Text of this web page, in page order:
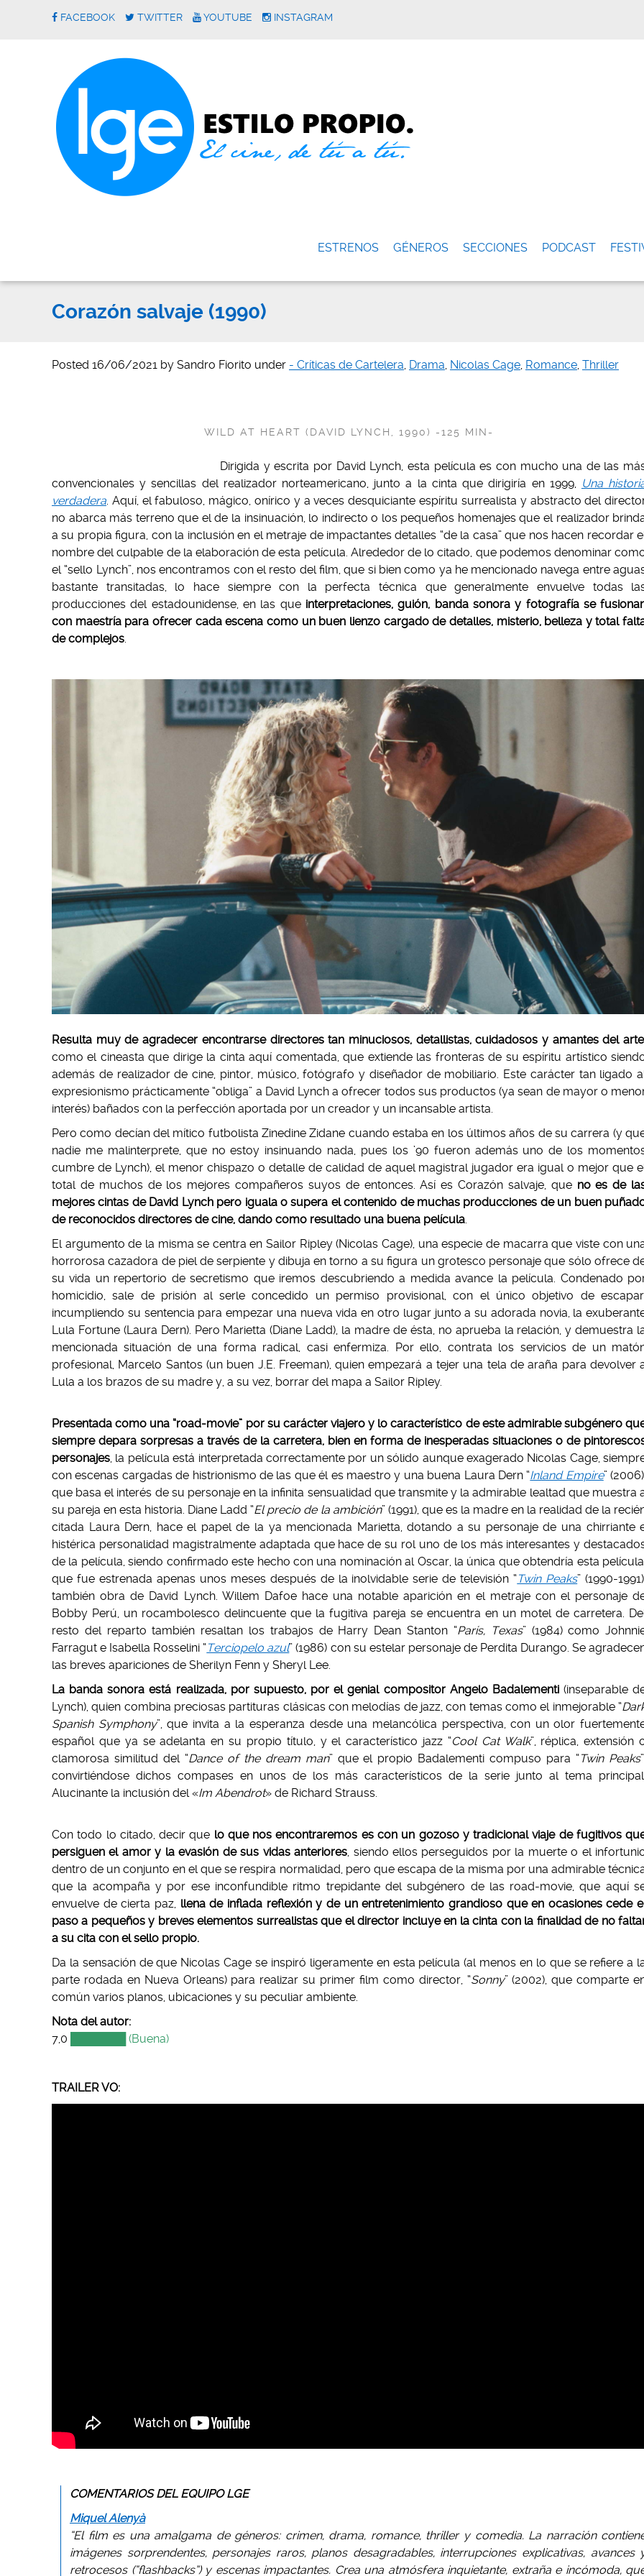
FACEBOOK TWITTER YOUTUBE INSTAGRAM
ESTRENOS GÉNEROS SECCIONES PODCAST
Corazón salvaje (1990)
Posted 16/06/2021 by Sandro Fiorito under - Críticas de Cartelera, Drama, Nicolas Cage, Romance, Thriller
WILD AT HEART (DAVID LYNCH, 1990) -125 MIN-
Dirigida y escrita por David Lynch, esta película es con mucho una de las
convencionales y sencillas del realizador norteamericano, junto a la cinta que dirigiría en 1999, Una
verdadera. Aquí, el fabuloso, mágico, onírico y a veces desquiciante espíritu surrealista y abstracto del
no abarca más terreno que el de la insinuación, lo indirecto o los pequeños homenajes que el realizador
a su propia figura, con la inclusión en el metraje de impactantes detalles “de la casa” que nos hacen recordar
nombre del culpable de la elaboración de esta película. Alrededor de lo citado, que podemos denominar
el “sello Lynch”, nos encontramos con el resto del film, que si bien como ya he mencionado navega entre
bastante transitadas, lo hace siempre con la perfecta técnica que generalmente envuelve todas
producciones del estadounidense, en las queinterpretaciones, guión, banda sonora y fotografía se
con maestría para ofrecer cada escena como un buen lienzo cargado de detalles, misterio, belleza y total
de complejos.
Resulta muy de agradecer encontrarse directores tan minuciosos, detallistas, cuidadosos y amantes del arte
como el cineasta que dirige la cinta aquí comentada, que extiende las fronteras de su espíritu artístico
además de realizador de cine, pintor, músico, fotógrafo y diseñador de mobiliario. Este carácter tan ligado
expresionismo prácticamente “obliga” a David Lynch a ofrecer todos sus productos (ya sean de mayor o
interés) bañados con la perfección aportada por un creador y un incansable artista.
Pero como decían del mítico futbolista Zinedine Zidane cuando estaba en los últimos años de su carrera (y
nadie me malinterprete, que no estoy insinuando nada, pues los ’90 fueron además uno de los
cumbre de Lynch), el menor chispazo o detalle de calidad de aquel magistral jugador era igual o mejor que
total de muchos de los mejores compañeros suyos de entonces. Así es Corazón salvaje, que no es de
mejores cintas de David Lynch pero iguala o supera el contenido de muchas producciones de un buen
de reconocidos directores de cine, dando como resultado una buena película.
El argumento de la misma se centra en Sailor Ripley (Nicolas Cage), una especie de macarra que viste con
horrorosa cazadora de piel de serpiente y dibuja en torno a su figura un grotesco personaje que sólo ofrece
su vida un repertorio de secretismo que iremos descubriendo a medida avance la película. Condenado
homicidio, sale de prisión al serle concedido un permiso provisional, con el único objetivo de
incumpliendo su sentencia para empezar una nueva vida en otro lugar junto a su adorada novia, la
Lula Fortune (Laura Dern). Pero Marietta (Diane Ladd), la madre de ésta, no aprueba la relación, y demuestra
mencionada situación de una forma radical, casi enfermiza. Por ello, contrata los servicios de un
profesional, Marcelo Santos (un buen J.E. Freeman), quien empezará a tejer una tela de araña para devolver
Lula a los brazos de su madre y, a su vez, borrar del mapa a Sailor Ripley.
Presentada como una “road-movie” por su carácter viajero y lo característico de este admirable subgénero
siempre depara sorpresas a través de la carretera, bien en forma de inesperadas situaciones o de
personajes, la película está interpretada correctamente por un sólido aunque exagerado Nicolas Cage,
con escenas cargadas de histrionismo de las que él es maestro y una buena Laura Dern “Inland Empire”
que basa el interés de su personaje en la infinita sensualidad que transmite y la admirable lealtad que muestra
su pareja en esta historia. Diane Ladd “El precio de la ambición” (1991), que es la madre en la realidad de la
citada Laura Dern, hace el papel de la ya mencionada Marietta, dotando a su personaje de una chirriante
histérica personalidad magistralmente adaptada que hace de su rol uno de los más interesantes y
de la película, siendo confirmado este hecho con una nominación al Oscar, la única que obtendría esta
que fue estrenada apenas unos meses después de la inolvidable serie de televisión “Twin Peaks” (1990-
también obra de David Lynch. Willem Dafoe hace una notable aparición en el metraje con el personaje
Bobby Perú, un rocambolesco delincuente que la fugitiva pareja se encuentra en un motel de carretera.
resto del reparto también resaltan los trabajos de Harry Dean Stanton “París, Texas” (1984) como
Farragut e Isabella Rosselini “Terciopelo azul” (1986) con su estelar personaje de Perdita Durango. Se
las breves apariciones de Sherilyn Fenn y Sheryl Lee.
La banda sonora está realizada, por supuesto, por el genial compositor Angelo Badalementi(inseparable
Lynch), quien combina preciosas partituras clásicas con melodías de jazz, con temas como el inmejorable “
Spanish Symphony”, que invita a la esperanza desde una melancólica perspectiva, con un olor
español que ya se adelanta en su propio título, y el característico jazz “Cool Cat Walk”, réplica, extensión
clamorosa similitud del “Dance of the dream man” que el propio Badalementi compuso para “Twin Peaks
convirtiéndose dichos compases en unos de los más característicos de la serie junto al tema
Alucinante la inclusión del «Im Abendrot» de Richard Strauss.
Con todo lo citado, decir que lo que nos encontraremos es con un gozoso y tradicional viaje de fugitivos
persiguen el amor y la evasión de sus vidas anteriores, siendo ellos perseguidos por la muerte o el
dentro de un conjunto en el que se respira normalidad, pero que escapa de la misma por una admirable
que la acompaña y por ese inconfundible ritmo trepidante del subgénero de las road-movie, que aquí
envuelve de cierta paz, llena de inflada reflexión y de un entretenimiento grandioso que en ocasiones cede
paso a pequeños y breves elementos surrealistas que el director incluye en la cinta con la finalidad de no
a su cita con el sello propio.
Da la sensación de que Nicolas Cage se inspiró ligeramente en esta película (al menos en lo que se refiere a
parte rodada en Nueva Orleans) para realizar su primer film como director, “Sonny” (2002), que comparte
común varios planos, ubicaciones y su peculiar ambiente.
Nota del autor:
7,0
███████ (Buena)
TRAILER VO:
COMENTARIOS DEL EQUIPO LGE
Miquel Alenyà
“El film es una amalgama de géneros: crimen, drama, romance, thriller y comedia. La narración
imágenes sorprendentes, personajes raros, planos desagradables, interrupciones explicativas, avances
retrocesos (“flashbacks”) y escenas impactantes. Crea una atmósfera inquietante, extraña e incómoda,